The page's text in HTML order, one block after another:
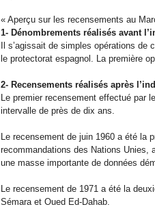
« Aperçu sur les recensements au
1- Dénombrements réalisés avant
Il s’agissait de simples opérations
le protectorat espagnol. La première
2- Recensements réalisés après
Le premier recensement effectué par
intervalle de près de dix ans.
Le recensement de juin 1960 a été la
recommandations des Nations Unies,
une masse importante de données
Le recensement de 1971 a été la
Sémara et Oued Ed-Dahab.